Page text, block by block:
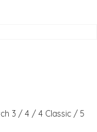
3 / 4 / 4 Classic / 5